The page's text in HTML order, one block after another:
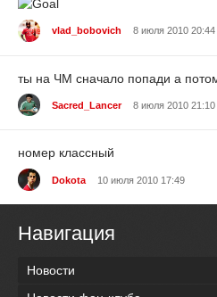
vlad_bobovich 8 июля 2010 20:44
ты на ЧМ сначало попади а
Sacred_Lancer 8 июля 2010 21:10
номер классный
Dokota 10 июля 2010 17:49
Навигация
Новости